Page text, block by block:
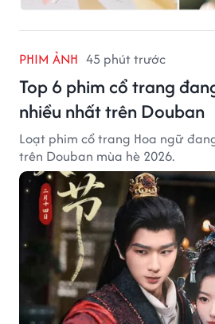
PHIM ẢNH 45 phút trước
Top 6 phim cổ trang
nhiều nhất trên Douban
Loạt phim cổ trang Hoa ngữ
trên Douban mùa hè 2026.